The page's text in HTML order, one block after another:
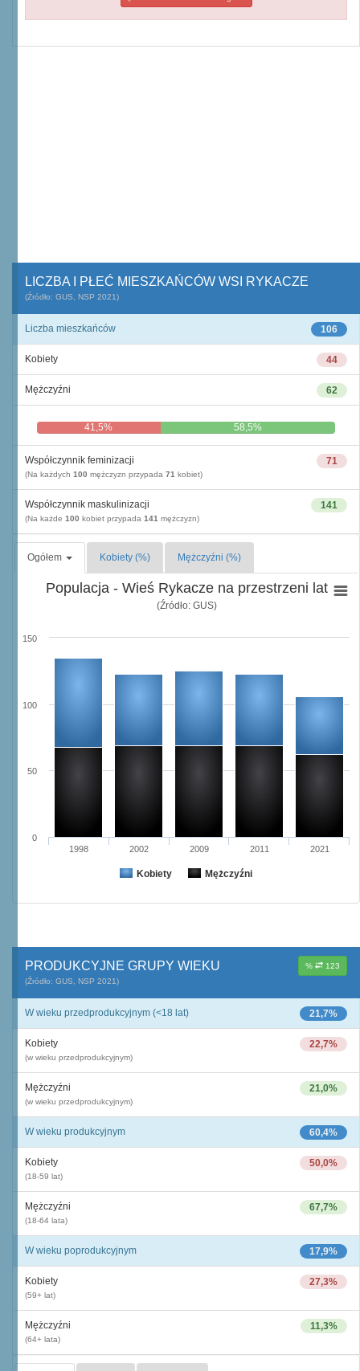
LICZBA I PŁEĆ MIESZKAŃCÓW WSI RYKACZE
(Źródło: GUS, NSP 2021)
106
Liczba mieszkańców
44
Kobiety
62
Mężczyźni
41,5% 58,5%
71
Współczynnik feminizacji
(Na każdych 100 mężczyzn przypada 71 kobiet)
141
Współczynnik maskulinizacji
(Na każde 100 kobiet przypada 141 mężczyzn)
Ogółem Kobiety (%) Mężczyźni (%)
Populacja - Wieś Rykacze na przestrzeni lat
(Źródło: GUS)
Kobiety Mężczyźni
1998 2002 2009 2011 2021
0
50
100
150
% 123
PRODUKCYJNE GRUPY WIEKU
(Źródło: GUS, NSP 2021)
21,7%
W wieku przedprodukcyjnym (<18 lat)
22,7%
Kobiety
(w wieku przedprodukcyjnym)
21,0%
Mężczyźni
(w wieku przedprodukcyjnym)
60,4%
W wieku produkcyjnym
50,0%
Kobiety
(18-59 lat)
67,7%
Mężczyźni
(18-64 lata)
17,9%
W wieku poprodukcyjnym
27,3%
Kobiety
(59+ lat)
11,3%
Mężczyźni
(64+ lata)